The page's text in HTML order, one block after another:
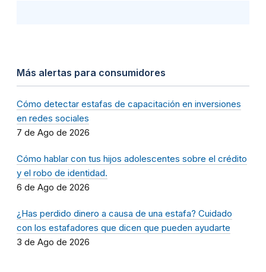
Más alertas para consumidores
Cómo detectar estafas de capacitación en inversiones
en redes sociales
7 de Ago de 2026
Cómo hablar con tus hijos adolescentes sobre el crédito
y el robo de identidad.
6 de Ago de 2026
¿Has perdido dinero a causa de una estafa? Cuidado
con los estafadores que dicen que pueden ayudarte
3 de Ago de 2026